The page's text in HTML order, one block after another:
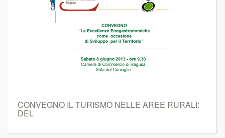
CONVEGNO IL TURISMO NELLE AREE RURALI:
DEL